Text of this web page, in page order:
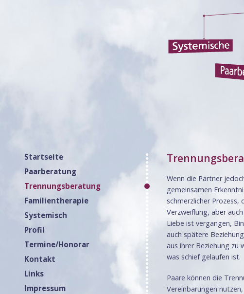
Startseite
Paarberatung
Trennungsberatung
Familientherapie
Systemisch
Profil
Termine/Honorar
Kontakt
Links
Impressum
Wenn die Partner
gemeinsamen
schmerzlicher
Verzweiflung, aber
Liebe ist vergangen,
auch spätere
aus ihrer Beziehung zu
was schief gelaufen ist.
Paare können die
Vereinbarungen